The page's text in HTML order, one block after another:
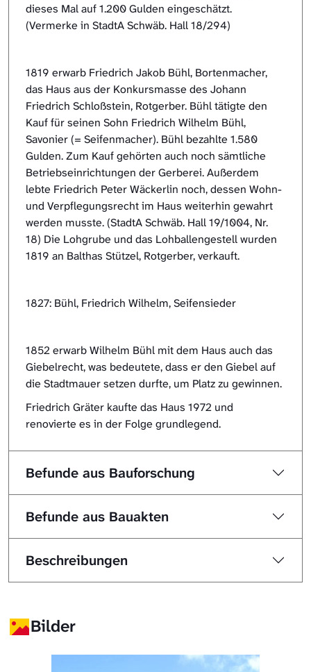
dieses Mal auf 1.200 Gulden eingeschätzt.
(Vermerke in StadtA Schwäb. Hall 18/294)
1819 erwarb Friedrich Jakob Bühl, Bortenmacher,
das Haus aus der Konkursmasse des Johann
Friedrich Schloßstein, Rotgerber. Bühl tätigte den
Kauf für seinen Sohn Friedrich Wilhelm Bühl,
Savonier (= Seifenmacher). Bühl bezahlte 1.580
Gulden. Zum Kauf gehörten auch noch sämtliche
Betriebseinrichtungen der Gerberei. Außerdem
lebte Friedrich Peter Wäckerlin noch, dessen Wohn-
und Verpflegungsrecht im Haus weiterhin gewahrt
werden musste. (StadtA Schwäb. Hall 19/1004, Nr.
18) Die Lohgrube und das Lohballengestell wurden
1819 an Balthas Stützel, Rotgerber, verkauft.
1827: Bühl, Friedrich Wilhelm, Seifensieder
1852 erwarb Wilhelm Bühl mit dem Haus auch das
Giebelrecht, was bedeutete, dass er den Giebel auf
die Stadtmauer setzen durfte, um Platz zu gewinnen.
Friedrich Gräter kaufte das Haus 1972 und
renovierte es in der Folge grundlegend.
Befunde aus Bauforschung
Befunde aus Bauakten
Beschreibungen
Bilder